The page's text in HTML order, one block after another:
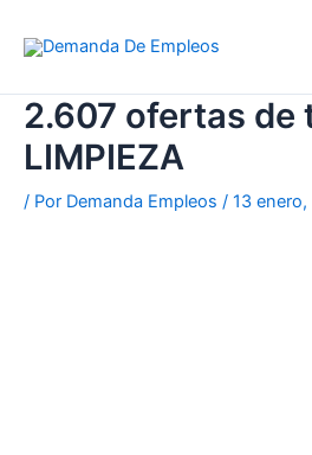
2.607 ofertas de
LIMPIEZA
/ Por Demanda Empleos / 13